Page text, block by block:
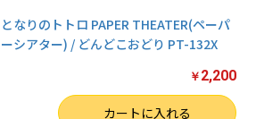
となりのトトロ PAPER THEATER(ペーパ
ーシアター) / どんどこおどり PT-132X
￥ 2,200
カートに入れる